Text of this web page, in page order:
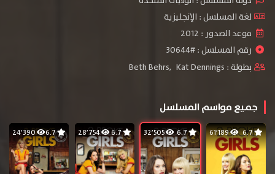
لغة المسلسل : الإنجليزية
موعد الصدور : 2012
رقم المسلسل : #30644
بطولة :
Beth Behrs, Kat Dennings
جميع مواسم المسلسل
6.7 61٬189 6.7 32٬505 6.7 28٬754 6.7 24٬390